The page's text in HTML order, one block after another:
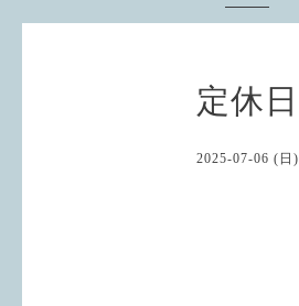
定休日
2025-07-06 (日)